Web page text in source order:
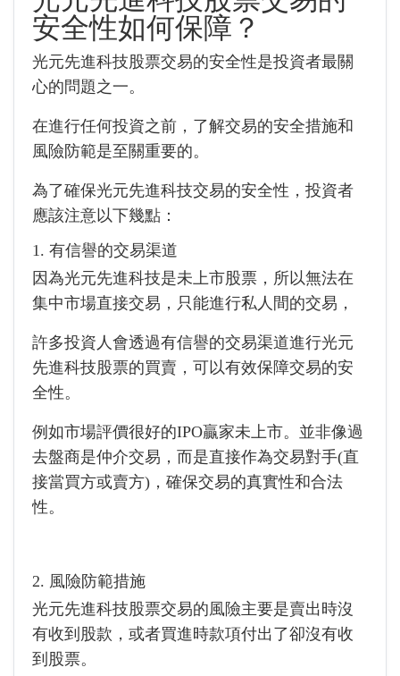
安全性如何保障？
光元先進科技股票交易的安全性是投資者最關
心的問題之一。
在進行任何投資之前，了解交易的安全措施和
風險防範是至關重要的。
為了確保光元先進科技交易的安全性，投資者
應該注意以下幾點：
1. 有信譽的交易渠道
因為光元先進科技是未上市股票，所以無法在
集中市場直接交易，只能進行私人間的交易，
許多投資人會透過有信譽的交易渠道進行光元
先進科技股票的買賣，可以有效保障交易的安
全性。
例如市場評價很好的IPO贏家未上市。並非像過
去盤商是仲介交易，而是直接作為交易對手(直
接當買方或賣方)，確保交易的真實性和合法
性。
2. 風險防範措施
光元先進科技股票交易的風險主要是賣出時沒
有收到股款，或者買進時款項付出了卻沒有收
到股票。